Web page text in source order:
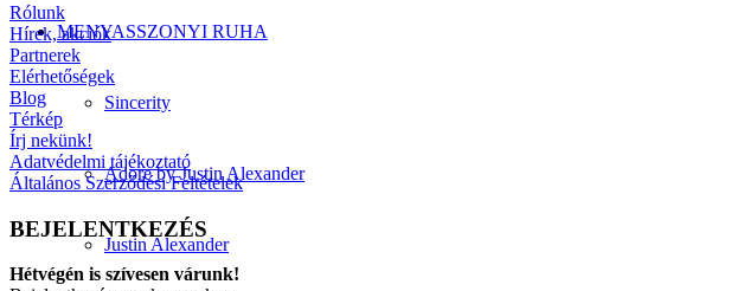
MENYASSZONYI RUHA
Sincerity
Adore by Justin Alexander
Justin Alexander
Rólunk
Hírek, akciók
Partnerek
Elérhetőségek
Blog
Térkép
Írj nekünk!
Adatvédelmi tájékoztató
Általános Szerződési Feltételek
BEJELENTKEZÉS
Hétvégén is szívesen várunk!